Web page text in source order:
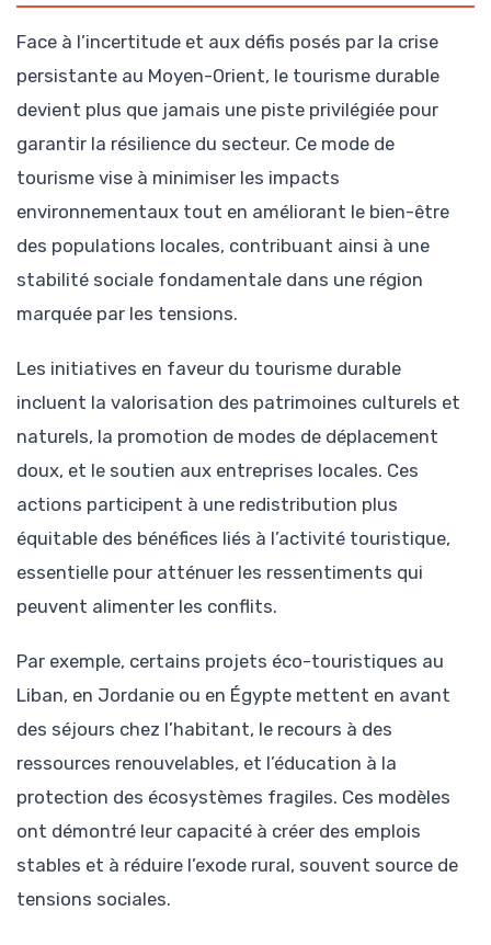
Face à l’incertitude et aux défis posés par la crise
persistante au Moyen-Orient, le tourisme durable
devient plus que jamais une piste privilégiée pour
garantir la résilience du secteur. Ce mode de
tourisme vise à minimiser les impacts
environnementaux tout en améliorant le bien-être
des populations locales, contribuant ainsi à une
stabilité sociale fondamentale dans une région
marquée par les tensions.
Les initiatives en faveur du tourisme durable
incluent la valorisation des patrimoines culturels et
naturels, la promotion de modes de déplacement
doux, et le soutien aux entreprises locales. Ces
actions participent à une redistribution plus
équitable des bénéfices liés à l’activité touristique,
essentielle pour atténuer les ressentiments qui
peuvent alimenter les conflits.
Par exemple, certains projets éco-touristiques au
Liban, en Jordanie ou en Égypte mettent en avant
des séjours chez l’habitant, le recours à des
ressources renouvelables, et l’éducation à la
protection des écosystèmes fragiles. Ces modèles
ont démontré leur capacité à créer des emplois
stables et à réduire l’exode rural, souvent source de
tensions sociales.